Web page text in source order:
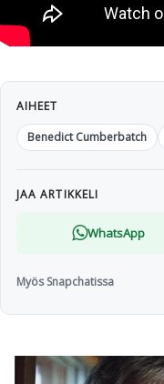
AIHEET
Benedict Cumberbatch
JAA ARTIKKELI
WhatsApp
Myös Snapchatissa